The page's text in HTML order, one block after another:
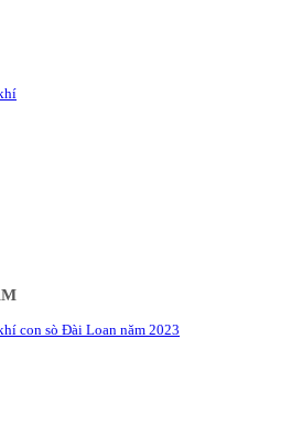
con sò Đài Loan năm 2023